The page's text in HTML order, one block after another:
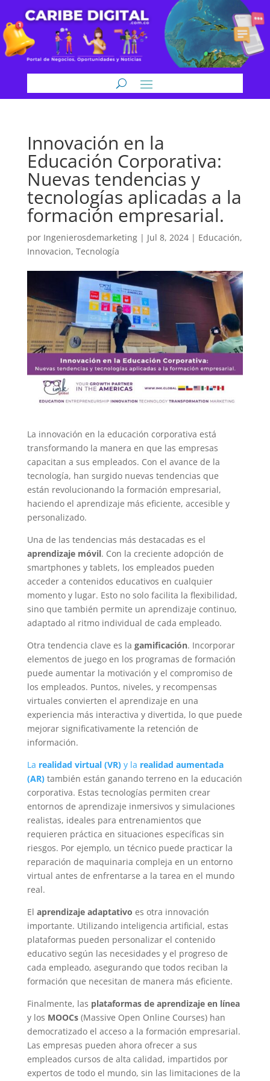
Innovación en la
Educación Corporativa:
Nuevas tendencias y
tecnologías aplicadas a la
formación empresarial.
por Ingenierosdemarketing| Jul 8, 2024| Educación,
Innovacion, Tecnología
La innovación en la educación corporativa está
transformando la manera en que las empresas
capacitan a sus empleados. Con el avance de la
tecnología, han surgido nuevas tendencias que
están revolucionando la formación empresarial,
haciendo el aprendizaje más eficiente, accesible y
personalizado.
Una de las tendencias más destacadas es el
aprendizaje móvil. Con la creciente adopción de
smartphones y tablets, los empleados pueden
acceder a contenidos educativos en cualquier
momento y lugar. Esto no solo facilita la flexibilidad,
sino que también permite un aprendizaje continuo,
adaptado al ritmo individual de cada empleado.
Otra tendencia clave es la gamificación. Incorporar
elementos de juego en los programas de formación
puede aumentar la motivación y el compromiso de
los empleados. Puntos, niveles, y recompensas
virtuales convierten el aprendizaje en una
experiencia más interactiva y divertida, lo que puede
mejorar significativamente la retención de
información.
La realidad virtual (VR)y la realidad aumentada
(AR)también están ganando terreno en la educación
corporativa. Estas tecnologías permiten crear
entornos de aprendizaje inmersivos y simulaciones
realistas, ideales para entrenamientos que
requieren práctica en situaciones específicas sin
riesgos. Por ejemplo, un técnico puede practicar la
reparación de maquinaria compleja en un entorno
virtual antes de enfrentarse a la tarea en el mundo
real.
El aprendizaje adaptativo es otra innovación
importante. Utilizando inteligencia artificial, estas
plataformas pueden personalizar el contenido
educativo según las necesidades y el progreso de
cada empleado, asegurando que todos reciban la
formación que necesitan de manera más eficiente.
Finalmente, las plataformas de aprendizaje en línea
y los MOOCs(Massive Open Online Courses) han
democratizado el acceso a la formación empresarial.
Las empresas pueden ahora ofrecer a sus
empleados cursos de alta calidad, impartidos por
expertos de todo el mundo, sin las limitaciones de la